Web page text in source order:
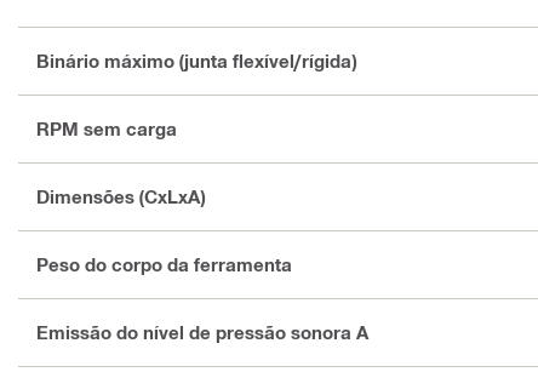
Binário máximo (junta flexível/rígida)
RPM sem carga
Dimensões (CxLxA)
Peso do corpo da ferramenta
Emissão do nível de pressão sonora A